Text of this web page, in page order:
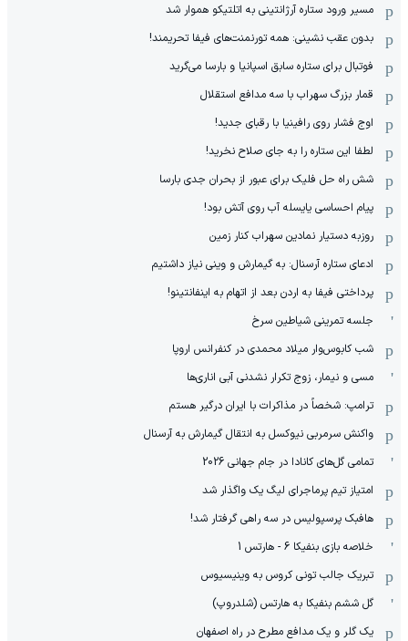
مسیر ورود ستاره آرژانتینی به اتلتیکو هموار شد
بدون عقب نشینی: همه تورنمنت‌های فیفا تحریمند!
فوتبال برای ستاره سابق اسپانیا و بارسا می‌گرید
قمار بزرگ سهراب با سه مدافع استقلال
اوج فشار روی رافینیا با رقبای جدید!
لطفا این ستاره را به جای صلاح نخرید!
شش راه حل فلیک برای عبور از بحران جدی بارسا
پیام احساسی یایسله آب روی آتش بود!
روزبه دستیار نمادین سهراب کنار زمین
ادعای ستاره آرسنال: به گیمارش و وینی نیاز داشتیم
پرداختی فیفا به اردن بعد از اتهام به اینفانتینو!
جلسه تمرینی شیاطین سرخ
شب کابوس‌وار میلاد محمدی در کنفرانس اروپا
مسی و نیمار، زوج تکرار نشدنی آبی اناری‌ها
ترامپ: شخصاً در مذاکرات با ایران درگیر هستم
واکنش سرمربی نیوکسل به انتقال گیمارش به آرسنال
تمامی گل‌های کانادا در جام جهانی 2026
امتیاز تیم پرماجرای لیگ یک واگذار شد
هافبک پرسپولیس در سه راهی گرفتار شد!
خلاصه بازی بنفیکا 6 - هارتس 1
تبریک جالب تونی کروس به وینیسیوس
گل ششم بنفیکا به هارتس (شلدروپ)
یک گلر و یک مدافع مطرح در راه اصفهان